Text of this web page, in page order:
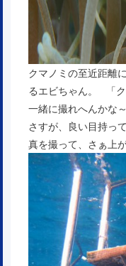
クマノミの至近距離
るエビちゃん。 「ク
一緒に撮れへんかな
さすが、良い目持っ
真を撮って、さぁ上